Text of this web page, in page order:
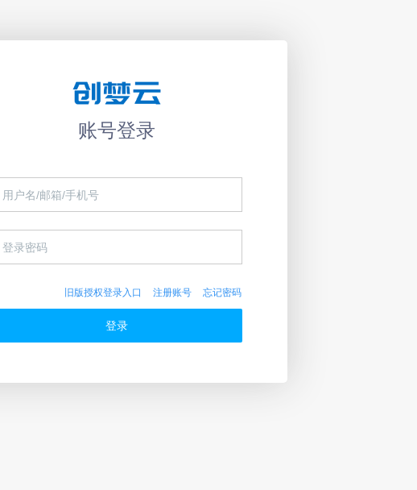
账号登录
旧版授权登录入口 注册账号 忘记密码